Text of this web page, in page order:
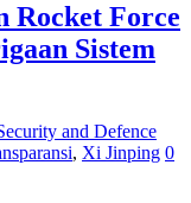
Rocket Force
Sistem
and Defence
, Xi Jinping 0